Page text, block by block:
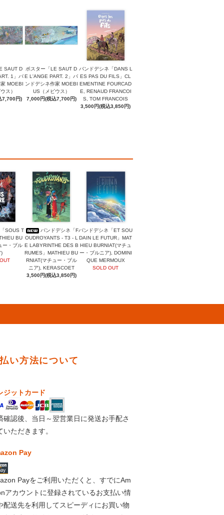
SAUT D
1」バ
MOEBI
ス）
7,700円)
ポスター「LE SAUT D
E L'ANGE PART. 2」バ
ンドデシネ作家 MOEBI
US（メビウス）
7,000円(税込7,700円)
バンドデシネ「DANS L
ES PAS DU FILS」CL
EMENTINE FOURCAD
E, RENAUD FRANCOI
S, TOM FRANCOIS
3,500円(税込3,850円)
SOUS T
BU
ー・ブル
)
バンドデシネ「F
OUDROYANTS - T3 - L
E LABYRINTHE DES B
RUMES」MATHIEU BU
RNIAT(マチュー・ブル
ニア), KERASCOET
3,500円(税込3,850円)
バンドデシネ「ET SOU
DAIN LE FUTUR」MAT
HIEU BURNIAT(マチュ
ー・ブルニア), DOMINI
QUE MERMOUX
SOLD OUT
い方法について
ジットカード
確認後、当日～翌営業日に発送お手配さ
いただきます。
Pay
Payをご利用いただくと、すでにAm
アカウントに登録されているお支払い情
配送先を利用してスピーディにお買い物